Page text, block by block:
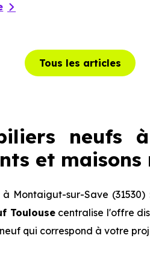
Tous les articles
neufs
et maisons
Montaigut-sur-Save
Toulousecentralise l'offre
qui correspond à votre